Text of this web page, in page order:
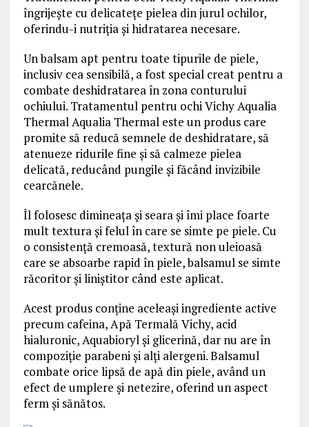
îngrijește cu delicatețe pielea din jurul ochilor,
oferindu-i nutriția și hidratarea necesare.
Un balsam apt pentru toate tipurile de piele,
inclusiv cea sensibilă, a fost special creat pentru a
combate deshidratarea în zona conturului
ochiului. Tratamentul pentru ochi Vichy Aqualia
Thermal Aqualia Thermal este un produs care
promite să reducă semnele de deshidratare, să
atenueze ridurile fine și să calmeze pielea
delicată, reducând pungile și făcând invizibile
cearcănele.
Îl folosesc dimineața și seara și îmi place foarte
mult textura și felul în care se simte pe piele. Cu
o consistență cremoasă, textură non uleioasă
care se absoarbe rapid în piele, balsamul se simte
răcoritor și liniștitor când este aplicat.
Acest produs conține aceleași ingrediente active
precum cafeina, Apă Termală Vichy, acid
hialuronic, Aquabioryl și glicerină, dar nu are în
compoziție parabeni și alți alergeni. Balsamul
combate orice lipsă de apă din piele, având un
efect de umplere și netezire, oferind un aspect
ferm și sănătos.